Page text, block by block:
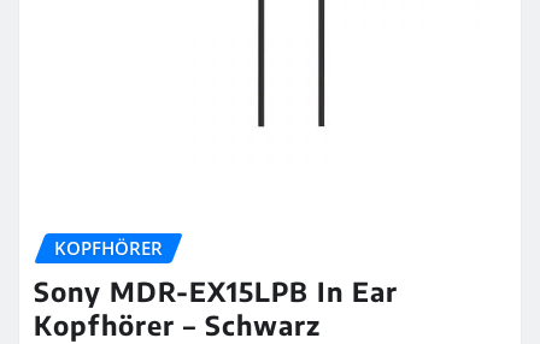
KOPFHÖRER
Sony MDR-EX15LPB In Ear
Kopfhörer – Schwarz